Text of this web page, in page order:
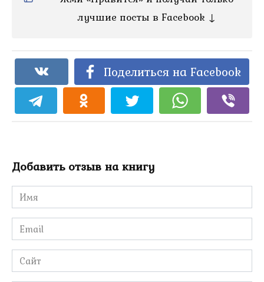
лучшие посты в Facebook ↓
Поделиться на Facebook
Добавить отзыв на книгу
Имя
*
Email
*
Сайт